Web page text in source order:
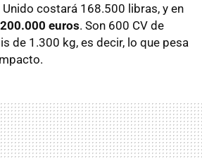
Unido costará 168.500 libras, y en
200.000 euros. Son 600 CV de
de 1.300 kg, es decir, lo que pesa